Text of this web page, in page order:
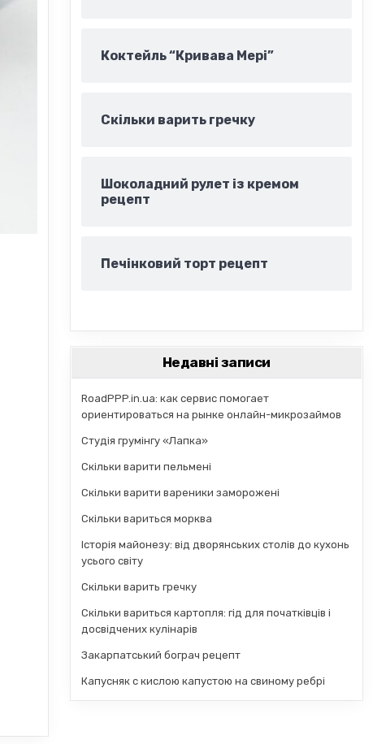
Коктейль “Кривава Мері”
Скільки варить гречку
Шоколадний рулет із кремом
рецепт
Печінковий торт рецепт
Недавні записи
RoadPPP.in.ua: как сервис помогает
ориентироваться на рынке онлайн-микрозаймов
Студія грумінгу «Лапка»
Скільки варити пельмені
Скільки варити вареники заморожені
Скільки вариться морква
Історія майонезу: від дворянських столів до кухонь
усього світу
Скільки варить гречку
Скільки вариться картопля: гід для початківців і
досвідчених кулінарів
Закарпатський бограч рецепт
Капусняк с кислою капустою на свиному ребрі